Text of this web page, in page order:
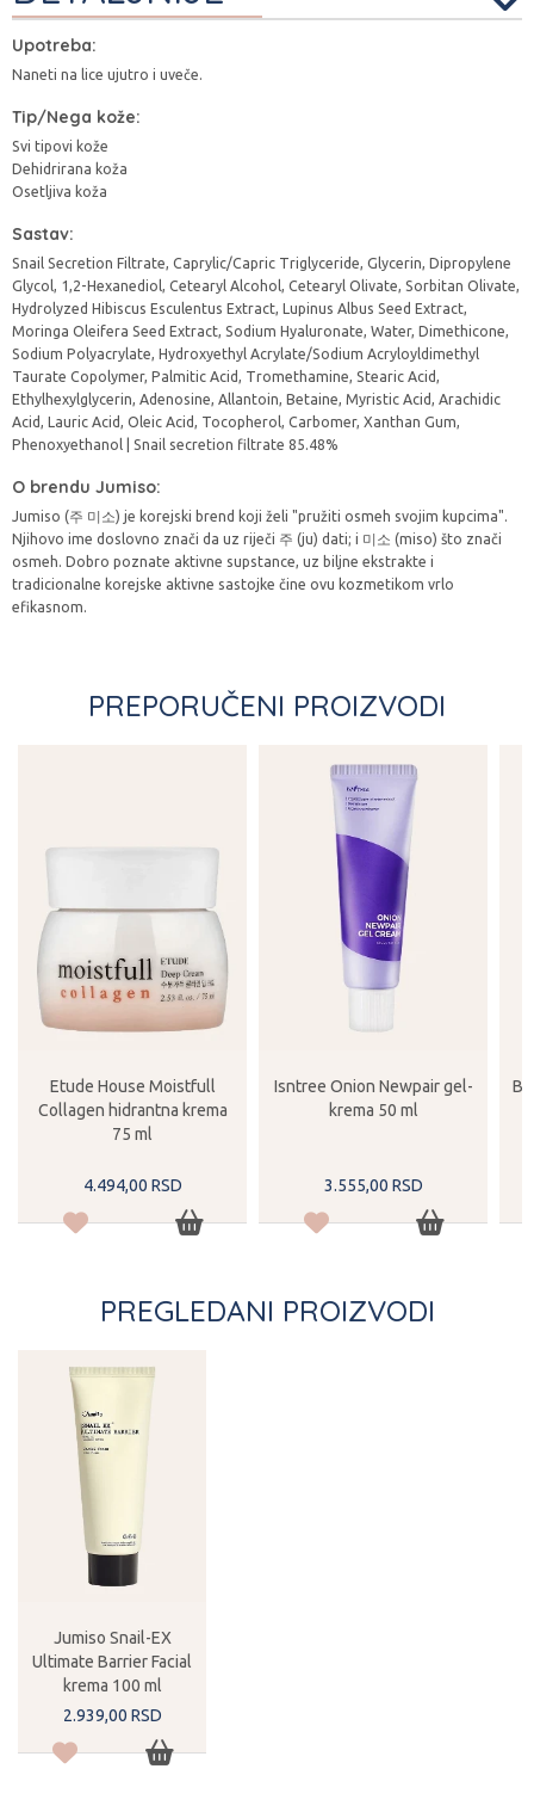
Upotreba:
Naneti na lice ujutro i uveče.
Tip/Nega kože:
Svi tipovi kože
Dehidrirana koža
Osetljiva koža
Sastav:
Snail Secretion Filtrate, Caprylic/Capric Triglyceride, Glycerin, Dipropylene
Glycol, 1,2-Hexanediol, Cetearyl Alcohol, Cetearyl Olivate, Sorbitan Olivate,
Hydrolyzed Hibiscus Esculentus Extract, Lupinus Albus Seed Extract,
Moringa Oleifera Seed Extract, Sodium Hyaluronate, Water, Dimethicone,
Sodium Polyacrylate, Hydroxyethyl Acrylate/Sodium Acryloyldimethyl
Taurate Copolymer, Palmitic Acid, Tromethamine, Stearic Acid,
Ethylhexylglycerin, Adenosine, Allantoin, Betaine, Myristic Acid, Arachidic
Acid, Lauric Acid, Oleic Acid, Tocopherol, Carbomer, Xanthan Gum,
Phenoxyethanol | Snail secretion filtrate 85.48%
O brendu Jumiso:
Jumiso (주 미소) je korejski brend koji želi "pružiti osmeh svojim kupcima".
Njihovo ime doslovno znači da uz riječi 주 (ju) dati; i 미소 (miso) što znači
osmeh. Dobro poznate aktivne supstance, uz biljne ekstrakte i
tradicionalne korejske aktivne sastojke čine ovu kozmetikom vrlo
efikasnom.
PREPORUČENI PROIZVODI
Etude House Moistfull
Collagen hidrantna krema
75 ml
4.494,00 RSD
Isntree Onion Newpair gel-
krema 50 ml
3.555,00 RSD
PREGLEDANI PROIZVODI
Jumiso Snail-EX
Ultimate Barrier Facial
krema 100 ml
2.939,00 RSD